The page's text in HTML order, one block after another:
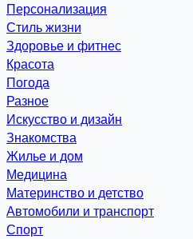
Персонализация
Стиль жизни
Здоровье и фитнес
Красота
Погода
Разное
Искусство и дизайн
Знакомства
Жилье и дом
Медицина
Материнство и детство
Автомобили и транспорт
Спорт